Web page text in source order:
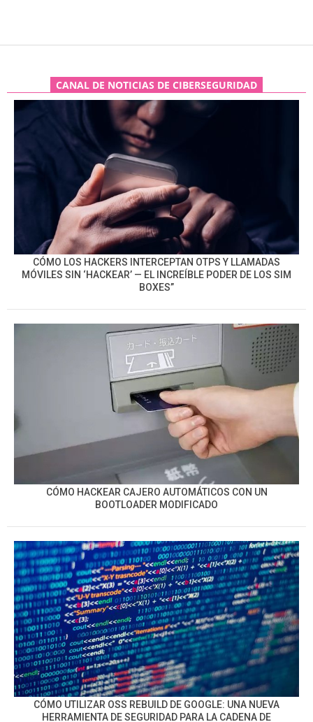
CANAL DE NOTICIAS DE CIBERSEGURIDAD
CÓMO LOS HACKERS INTERCEPTAN OTPS Y LLAMADAS
MÓVILES SIN ‘HACKEAR’ — EL INCREÍBLE PODER DE LOS SIM
BOXES”
CÓMO HACKEAR CAJERO AUTOMÁTICOS CON UN
BOOTLOADER MODIFICADO
CÓMO UTILIZAR OSS REBUILD DE GOOGLE: UNA NUEVA
HERRAMIENTA DE SEGURIDAD PARA LA CADENA DE